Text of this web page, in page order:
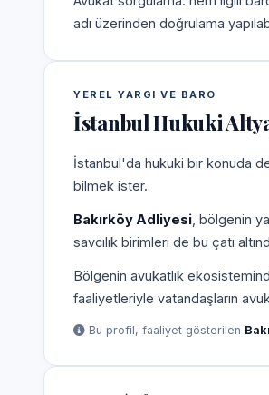
adı üzerinden doğrulama
YEREL YARGI VE BARO
İstanbul Hukuki
İstanbul'da hukuki bir konuda
bilmek ister.
Bakırköy Adliyesi , bölgenin
savcılık birimleri de bu çatı
Bölgenin avukatlık
faaliyetleriyle vatandaşların
Bu profil, faaliyet gösterilen